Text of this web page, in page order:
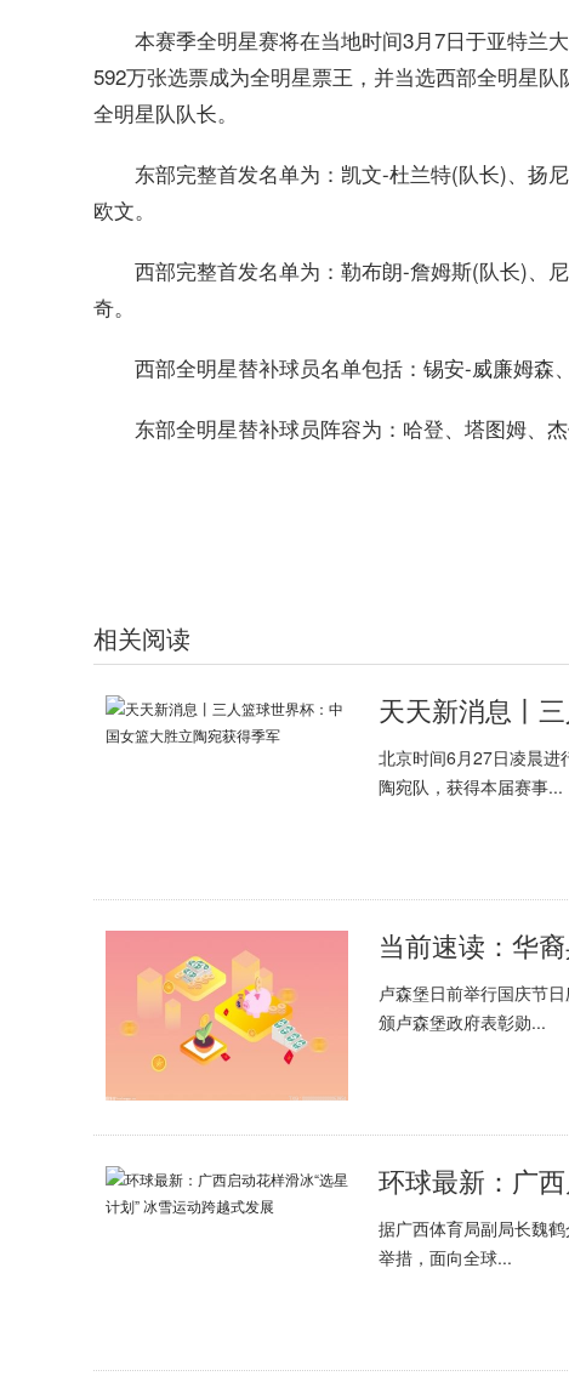
本赛季全明星赛将在当地时间3月7日于亚特兰
592万张选票成为全明星票王，并当选西部全明星
全明星队队长。
东部完整首发名单为：凯文-杜兰特(队长)、扬
欧文。
西部完整首发名单为：勒布朗-詹姆斯(队长)、
奇。
西部全明星替补球员名单包括：锡安-威廉姆森
东部全明星替补球员阵容为：哈登、塔图姆、
相关阅读
北京时间6月27日凌晨进
陶宛队，获得本届赛事...
卢森堡日前举行国庆节
颁卢森堡政府表彰勋...
据广西体育局副局长魏
举措，面向全球...